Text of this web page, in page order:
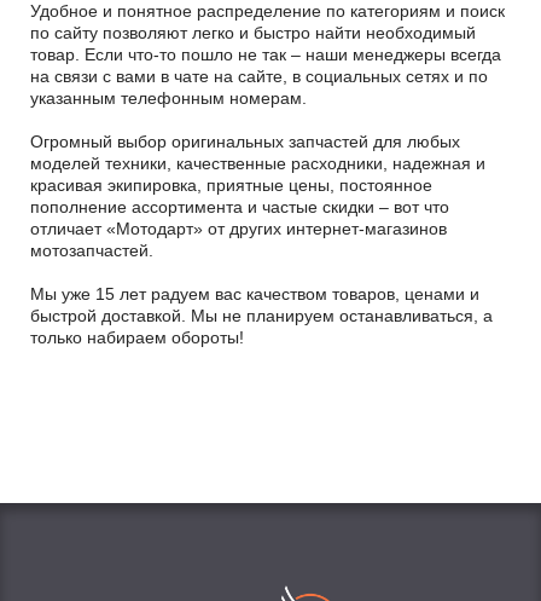
Удобное и понятное распределение по категориям и поиск
по сайту позволяют легко и быстро найти необходимый
товар. Если что-то пошло не так – наши менеджеры всегда
на связи с вами в чате на сайте, в социальных сетях и по
указанным телефонным номерам.
Огромный выбор оригинальных запчастей для любых
моделей техники, качественные расходники, надежная и
красивая экипировка, приятные цены, постоянное
пополнение ассортимента и частые скидки – вот что
отличает «Мотодарт» от других интернет-магазинов
мотозапчастей.
Мы уже 15 лет радуем вас качеством товаров, ценами и
быстрой доставкой. Мы не планируем останавливаться, а
только набираем обороты!